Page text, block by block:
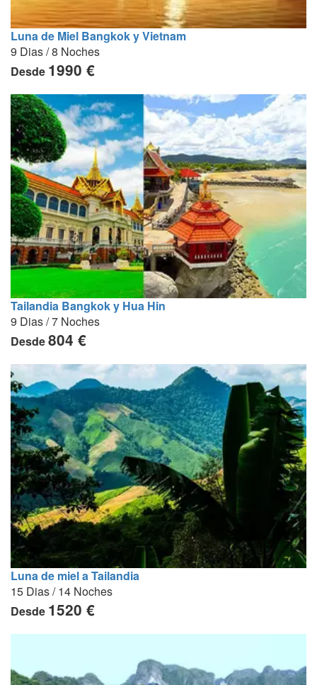
Luna de Miel Bangkok y Vietnam
9 Dias / 8 Noches
Desde 1990 €
Tailandia Bangkok y Hua Hin
9 Dias / 7 Noches
Desde804 €
Luna de miel a Tailandia
15 Dias / 14 Noches
Desde 1520 €